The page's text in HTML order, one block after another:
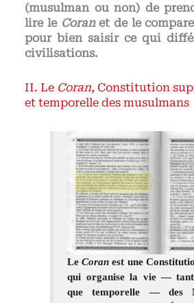
(musulman ou non) de
lire le Coranet de le
pour bien saisir ce qui
civilisations.
Le Coran, Constitution
et temporelle des musulmans
LeCoran est une
qui organise la vie —
que temporelle — des